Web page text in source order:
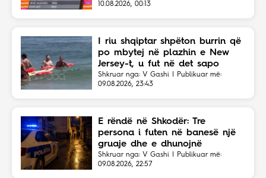
10.08.2026, 00:13
I riu shqiptar shpëton burrin që
po mbytej në plazhin e New
Jersey-t, u fut në det sapo
dëgjoi thirrjet për ndihmë
Shkruar nga: V Gashi | Publikuar më:
09.08.2026, 23:43
E rëndë në Shkodër: Tre
persona i futen në banesë një
gruaje dhe e dhunojnë
Shkruar nga: V Gashi | Publikuar më:
09.08.2026, 22:57